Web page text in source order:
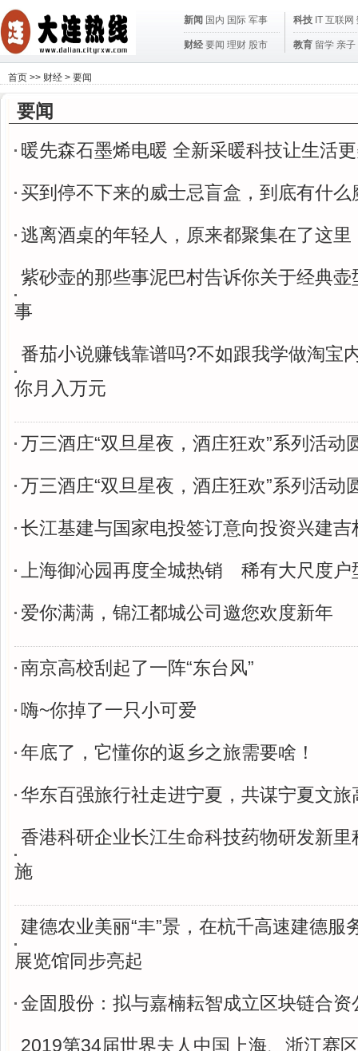
新闻 国内 国际 军事
财经 要闻 理财 股市
科技 IT 互联网
教育 留学 亲子
首页 >> 财经 > 要闻
要闻
暖先森石墨烯电暖 全新采暖科技让生活
买到停不下来的威士忌盲盒，到底有什么
逃离酒桌的年轻人，原来都聚集在了这里
紫砂壶的那些事泥巴村告诉你关于经典壶
事
番茄小说赚钱靠谱吗?不如跟我学做淘宝
你月入万元
万三酒庄“双旦星夜，酒庄狂欢”系列活动
万三酒庄“双旦星夜，酒庄狂欢”系列活动
长江基建与国家电投签订意向投资兴建吉
上海御沁园再度全城热销 稀有大尺度户
爱你满满，锦江都城公司邀您欢度新年
南京高校刮起了一阵“东台风”
嗨~你掉了一只小可爱
年底了，它懂你的返乡之旅需要啥！
华东百强旅行社走进宁夏，共谋宁夏文旅
香港科研企业长江生命科技药物研发新里
施
建德农业美丽“丰”景，在杭千高速建德服
展览馆同步亮起
金固股份：拟与嘉楠耘智成立区块链合资
2019第34届世界夫人中国上海、浙江赛